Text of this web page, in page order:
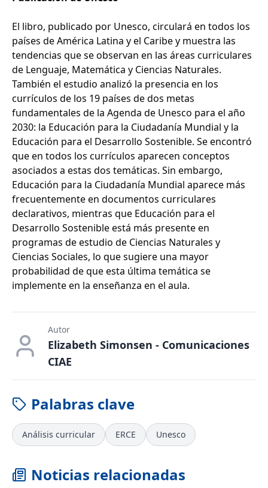
El libro, publicado por Unesco, circulará en todos los
países de América Latina y el Caribe y muestra las
tendencias que se observan en las áreas curriculares
de Lenguaje, Matemática y Ciencias Naturales.
También el estudio analizó la presencia en los
currículos de los 19 países de dos metas
fundamentales de la Agenda de Unesco para el año
2030: la Educación para la Ciudadanía Mundial y la
Educación para el Desarrollo Sostenible. Se encontró
que en todos los currículos aparecen conceptos
asociados a estas dos temáticas. Sin embargo,
Educación para la Ciudadanía Mundial aparece más
frecuentemente en documentos curriculares
declarativos, mientras que Educación para el
Desarrollo Sostenible está más presente en
programas de estudio de Ciencias Naturales y
Ciencias Sociales, lo que sugiere una mayor
probabilidad de que esta última temática se
implemente en la enseñanza en el aula.
Autor
Elizabeth Simonsen - Comunicaciones
CIAE
Palabras clave
Análisis curricular ERCE Unesco
Noticias relacionadas